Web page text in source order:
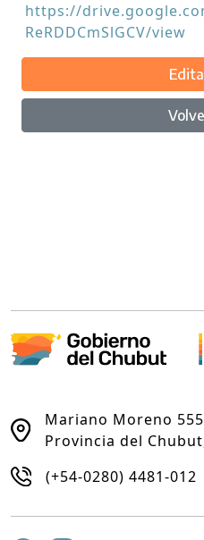
https://
ReRDDCmSlGCV/view
Mariano Moreno
Provincia del
(+54-0280) 4481-012